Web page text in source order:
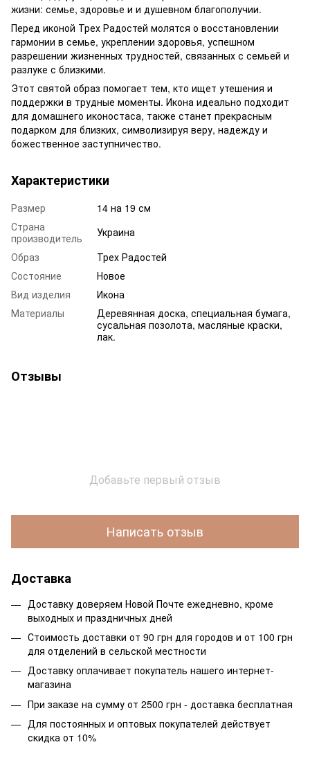
жизни: семье, здоровье и и душевном благополучии.
Перед иконой Трех Радостей молятся о восстановлении
гармонии в семье, укреплении здоровья, успешном
разрешении жизненных трудностей, связанных с семьей и
разлуке с близкими.
Этот святой образ помогает тем, кто ищет утешения и
поддержки в трудные моменты. Икона идеально подходит
для домашнего иконостаса, также станет прекрасным
подарком для близких, символизируя веру, надежду и
божественное заступничество.
Характеристики
Размер
14 на 19 см
Страна
производитель
Украина
Образ
Трех Радостей
Состояние
Новое
Вид изделия
Икона
Материалы
Деревянная доска, специальная бумага,
сусальная позолота, масляные краски,
лак.
Отзывы
Добавьте первый отзыв
Написать отзыв
Доставка
Доставку доверяем Новой Почте ежедневно, кроме
выходных и праздничных дней
Стоимость доставки от 90 грн для городов и от 100 грн
для отделений в сельской местности
Доставку оплачивает покупатель нашего интернет-
магазина
При заказе на сумму от 2500 грн - доставка бесплатная
Для постоянных и оптовых покупателей действует
скидка от 10%